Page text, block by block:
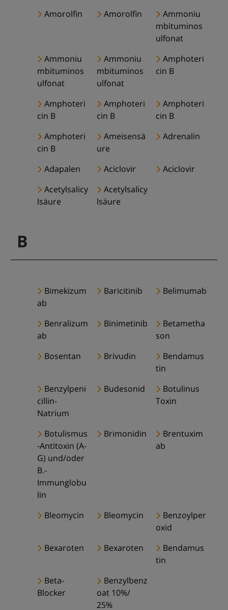
Amorolfin Amorolfin
Ammoniu
mbituminos
ulfonat
Ammoniu
mbituminos
ulfonat
Ammoniu
mbituminos
ulfonat
Amphoteri
cin B
Amphoteri
cin B
Amphoteri
cin B
Amphoteri
cin B
Amphoteri
cin B
Ameisensä
ure
Adrenalin
Adapalen Aciclovir
Aciclovir
Acetylsalicy
lsäure
Acetylsalicy
lsäure
B
Bimekizum
ab
Baricitinib Belimumab
Benralizum
ab
Binimetinib
Betametha
son
Bosentan
Brivudin
Bendamus
tin
Benzylpeni
cillin-
Natrium
Budesonid
Botulinus
Toxin
Botulismus
-Antitoxin (A-
G) und/oder
B.-
Immunglobu
lin
Brimonidin
Brentuxim
ab
Bleomycin Bleomycin
Benzoylper
oxid
Bexaroten
Bexaroten
Bendamus
tin
Beta-
Blocker
Benzylbenz
oat 10%/
25%